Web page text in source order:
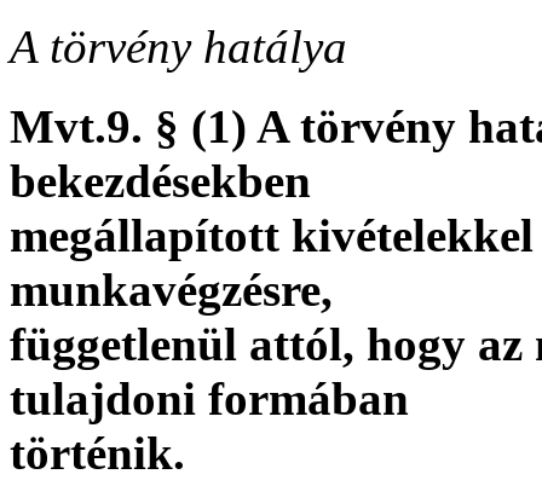
A törvény hatálya
Mvt.9. § (1) A törvény
bekezdésekben
megállapított
munkavégzésre,
függetlenül attól, hogy az
tulajdoni formában
történik.